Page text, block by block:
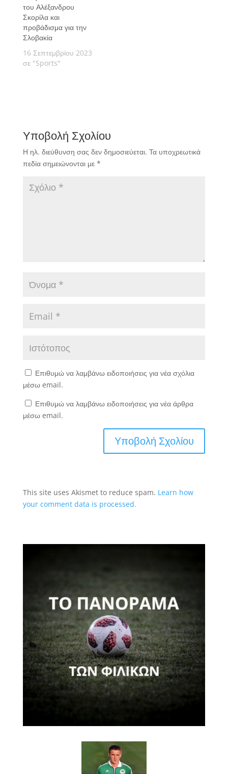
του Αλέξανδρου
Σκορίλα και
προβάδισμα για την
Σλοβακία
16 Σεπτεμβρίου 2023
σε "Sports"
Υποβολή Σχολίου
Η ηλ. διεύθυνση σας δεν δημοσιεύεται. Τα υποχρεωτικά
πεδία σημειώνονται με *
Επιθυμώ να λαμβάνω ειδοποιήσεις για νέα σχόλια
μέσω email.
Επιθυμώ να λαμβάνω ειδοποιήσεις για νέα άρθρα
μέσω email.
This site uses Akismet to reduce spam. Learn how
your comment data is processed.